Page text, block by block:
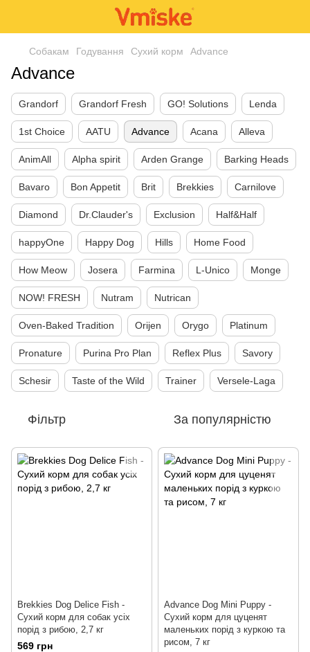
Собакам Годування Сухий корм Advance
Advance
Grandorf Grandorf Fresh GO! Solutions Lenda
1st Choice AATU Advance Acana Alleva
AnimAll Alpha spirit Arden Grange Barking Heads
Bavaro Bon Appetit Brit Brekkies Carnilove
Diamond Dr.Clauder's Exclusion Half&Half
happyOne Happy Dog Hills Home Food
How Meow Josera Farmina L-Unico Monge
NOW! FRESH Nutram Nutrican
Oven-Baked Tradition Orijen Orygo Platinum
Pronature Purina Pro Plan Reflex Plus Savory
Schesir Taste of the Wild Trainer Versele-Laga
Фільтр За популярністю
Brekkies Dog Delice Fish -
Сухий корм для собак усіх
порід з рибою, 2,7 кг
569 грн
Advance Dog Mini Puppy -
Сухий корм для цуценят
маленьких порід з куркою та
рисом, 7 кг